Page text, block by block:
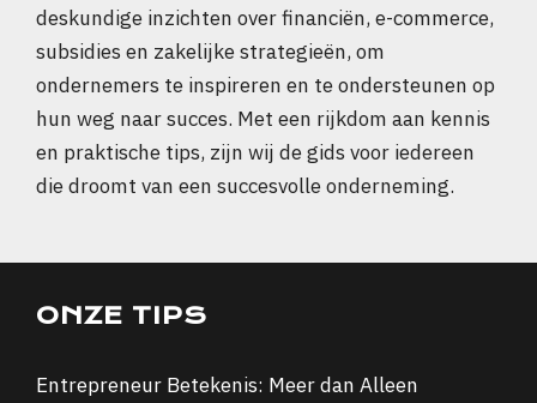
deskundige inzichten over financiën, e-commerce,
subsidies en zakelijke strategieën, om
ondernemers te inspireren en te ondersteunen op
hun weg naar succes. Met een rijkdom aan kennis
en praktische tips, zijn wij de gids voor iedereen
die droomt van een succesvolle onderneming.
ONZE TIPS
Entrepreneur Betekenis: Meer dan Alleen